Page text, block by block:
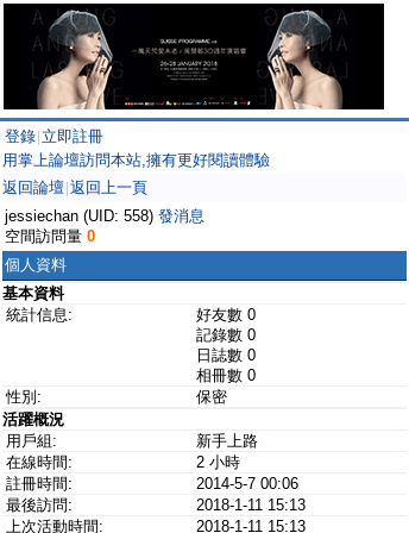
登錄 立即註冊
用掌上論壇訪問本站,擁有更好閱讀體驗
返回論壇 返回上一頁
jessiechan (UID: 558) 發消息
空間訪問量 0
個人資料
基本資料
統計信息:
好友數 0
記錄數 0
日誌數 0
相冊數 0
性別:
保密
活躍概況
用戶組:
新手上路
在線時間:
2 小時
註冊時間:
2014-5-7 00:06
最後訪問:
2018-1-11 15:13
上次活動時間:
2018-1-11 15:13